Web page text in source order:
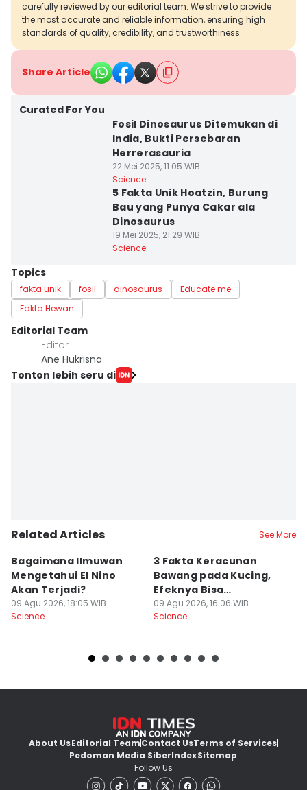
carefully reviewed by our editorial team. We strive to provide
the most accurate and reliable information, ensuring high
standards of quality, credibility, and trustworthiness.
Share Article
Curated For You
Fosil Dinosaurus Ditemukan di
India, Bukti Persebaran
Herrerasauria
22 Mei 2025, 11:05 WIB
Science
5 Fakta Unik Hoatzin, Burung
Bau yang Punya Cakar ala
Dinosaurus
19 Mei 2025, 21:29 WIB
Science
Topics
fakta unik fosil dinosaurus
Educate me
Fakta Hewan
Editorial Team
Editor
Ane Hukrisna
Tonton lebih seru di
Related Articles See More
Bagaimana Ilmuwan
Mengetahui El Nino
Akan Terjadi?
09 Agu 2026, 18:05 WIB
Science
3 Fakta Keracunan
Bawang pada Kucing,
Efeknya Bisa
Mematikan!
09 Agu 2026, 16:06 WIB
Science
About UsEditorial TeamContact UsTerms of Services
Pedoman Media SiberIndexSitemap
Follow Us